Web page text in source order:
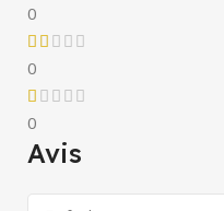
0
0
0
Avis